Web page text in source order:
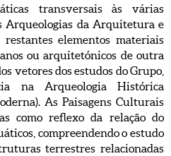
transversais às várias
Arqueologias da Arquitetura e
restantes elementos materiais
ou arquitetónicos de outra
vetores dos estudos do Grupo,
na Arqueologia Histórica
As Paisagens Culturais
como reflexo da relação do
compreendendo o estudo
terrestres relacionadas